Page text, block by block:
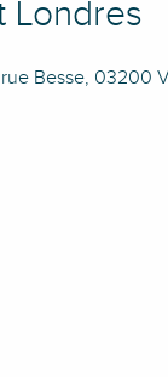
Londres
Besse, 03200